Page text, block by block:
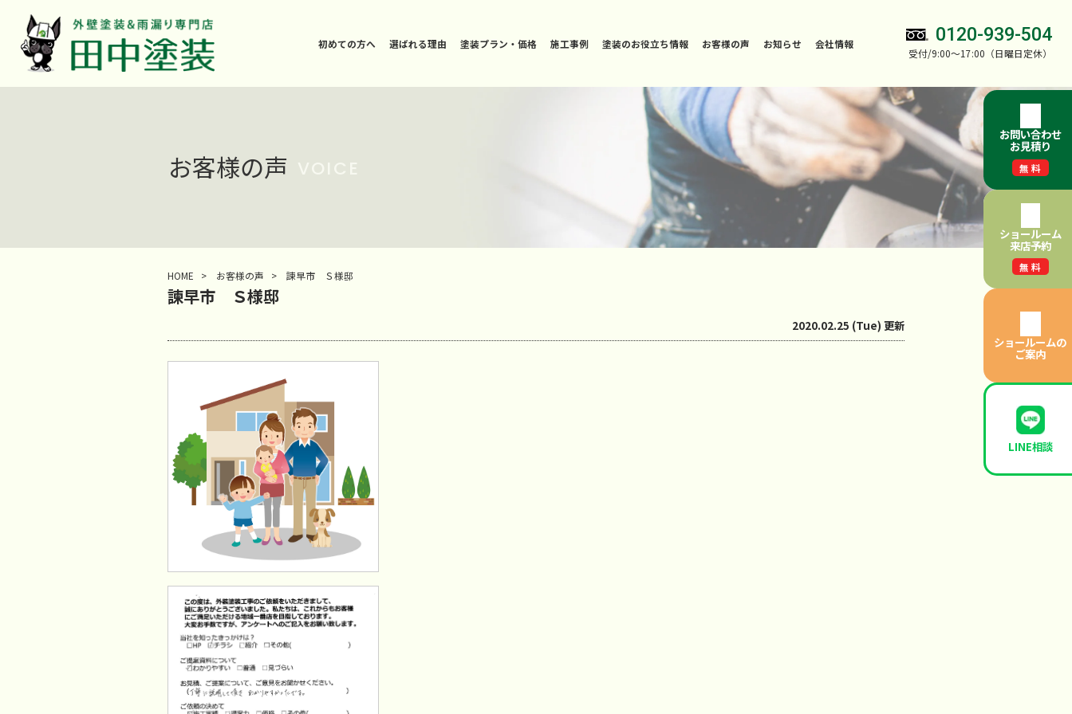
初めての方へ 選ばれる理由 塗装プラン・価格 施工事例 塗装のお役立ち情報 お客様の声 お知らせ 会社情報 0120-939-504
受付/9:00～17:00（日曜日定休）
お客様の声
HOME > お客様の声 > 諫早市 Ｓ様邸
諫早市 Ｓ様邸
2020.02.25 (Tue) 更新
お問い合わせ
お見積り
無料
ショールーム
来店予約
無料
ショールームの
ご案内
LINE相談